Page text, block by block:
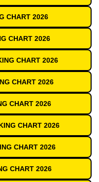
CHART 2026
CHART 2026
CHART 2026
CHART 2026
CHART 2026
CHART 2026
CHART 2026
CHART 2026